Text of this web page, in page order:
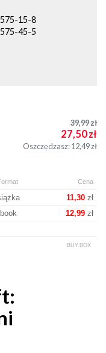
15-8
45-5
39,99zł
27,50zł
Oszczędzasz: 12,49zł
Cena
11,30zł
12,99zł
BUY.BOX